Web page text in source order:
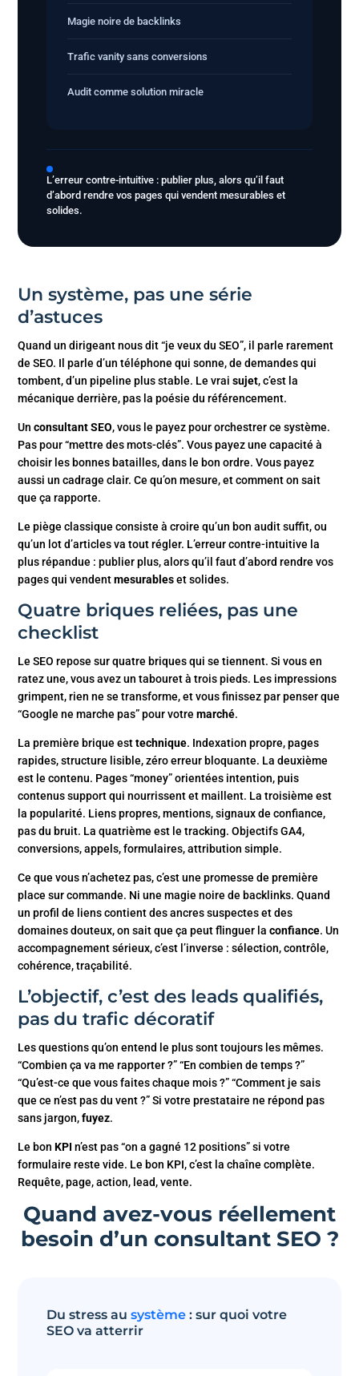
Magie noire de backlinks
Trafic vanity sans conversions
Audit comme solution miracle
L’erreur contre-intuitive : publier plus, alors qu’il faut
d’abord rendre vos pages qui vendent mesurables et
solides.
Un système, pas une série
d’astuces
Quand un dirigeant nous dit “je veux du SEO”, il parle rarement
de SEO. Il parle d’un téléphone qui sonne, de demandes qui
tombent, d’un pipeline plus stable. Le vraisujet, c’est la
mécanique derrière, pas la poésie du référencement.
Unconsultant SEO, vous le payez pour orchestrer ce système.
Pas pour “mettre des mots-clés”. Vous payez une capacité à
choisir les bonnes batailles, dans le bon ordre. Vous payez
aussi un cadrage clair. Ce qu’on mesure, et comment on sait
que ça rapporte.
Le piège classique consiste à croire qu’un bon audit suffit, ou
qu’un lot d’articles va tout régler. L’erreur contre-intuitive la
plus répandue : publier plus, alors qu’il faut d’abord rendre vos
pages qui vendentmesurableset solides.
Quatre briques reliées, pas une
checklist
Le SEO repose sur quatre briques qui se tiennent. Si vous en
ratez une, vous avez un tabouret à trois pieds. Les impressions
grimpent, rien ne se transforme, et vous finissez par penser que
“Google ne marche pas” pour votremarché.
La première brique esttechnique. Indexation propre, pages
rapides, structure lisible, zéro erreur bloquante. La deuxième
est le contenu. Pages “money” orientées intention, puis
contenus support qui nourrissent et maillent. La troisième est
la popularité. Liens propres, mentions, signaux de confiance,
pas du bruit. La quatrième est le tracking. Objectifs GA4,
conversions, appels, formulaires, attribution simple.
Ce que vous n’achetez pas, c’est une promesse de première
place sur commande. Ni une magie noire de backlinks. Quand
un profil de liens contient des ancres suspectes et des
domaines douteux, on sait que ça peut flinguer laconfiance. Un
accompagnement sérieux, c’est l’inverse : sélection, contrôle,
cohérence, traçabilité.
L’objectif, c’est des leads qualifiés,
pas du trafic décoratif
Les questions qu’on entend le plus sont toujours les mêmes.
“Combien ça va me rapporter ?” “En combien de temps ?”
“Qu’est-ce que vous faites chaque mois ?” “Comment je sais
que ce n’est pas du vent ?” Si votre prestataire ne répond pas
sans jargon,fuyez.
Le bonKPI n’est pas “on a gagné 12 positions” si votre
formulaire reste vide. Le bon KPI, c’est la chaîne complète.
Requête, page, action, lead, vente.
Quand avez-vous réellement
besoin d’un consultant SEO ?
Du stress ausystème : sur quoi votre
SEO va atterrir